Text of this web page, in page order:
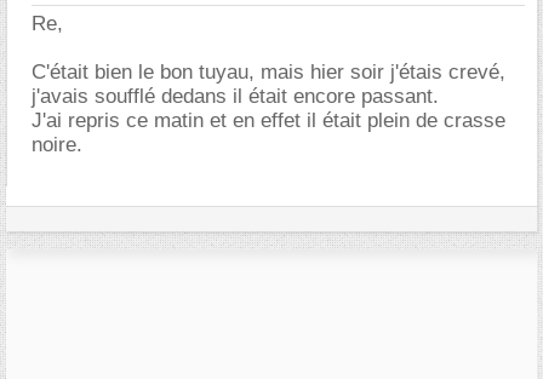
Re,
C'était bien le bon tuyau, mais hier soir j'étais crevé,
j'avais soufflé dedans il était encore passant.
J'ai repris ce matin et en effet il était plein de crasse
noire.